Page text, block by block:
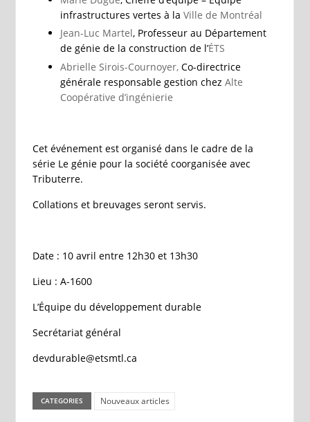
infrastructures vertes à la Ville de Montréal
Jean-Luc Martel, Professeur au Département
de génie de la construction de l’ÉTS
Abrielle Sirois-Cournoyer,Co-directrice
générale responsable gestion chez Alte
Coopérative d’ingénierie
Cet événement est organisé dans le cadre de la
série Le génie pour la société coorganisée avec
Tributerre.
Collations et breuvages seront servis.
Date : 10 avril entre 12h30 et 13h30
Lieu : A-1600
L’Équipe du développement durable
Secrétariat général
devdurable@etsmtl.ca
CATEGORIES Nouveaux articles